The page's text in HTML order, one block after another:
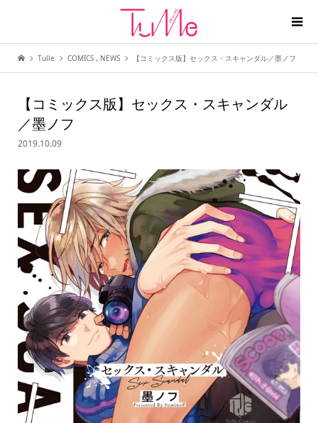
Tulle COMICS , NEWS 【コミックス版】セックス・スキャンダル／墨ノフ
【コミックス版】セックス・スキャンダル
／墨ノフ
2019.10.09